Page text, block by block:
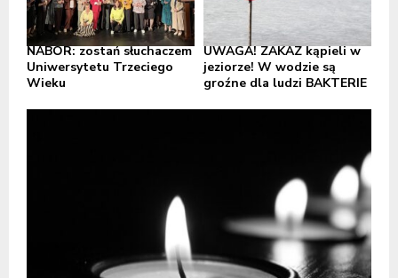
NABÓR: zostań słuchaczem
Uniwersytetu Trzeciego
Wieku
UWAGA! ZAKAZ kąpieli w
jeziorze! W wodzie są
groźne dla ludzi BAKTERIE